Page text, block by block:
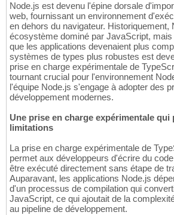
Node.js est devenu l'épine dorsale
web, fournissant un environnement
en dehors du navigateur. Historiquement,
écosystème dominé par JavaScript,
que les applications devenaient plus
systèmes de types plus robustes est
prise en charge expérimentale de
tournant crucial pour l'environnement
l'équipe Node.js s'engage à adopter des
développement modernes.
Une prise en charge expérimentale qui
limitations
La prise en charge expérimentale de
permet aux développeurs d'écrire du
être exécuté directement sans étape de
Auparavant, les applications Node.js
d'un processus de compilation qui
JavaScript, ce qui ajoutait de la
au pipeline de développement.